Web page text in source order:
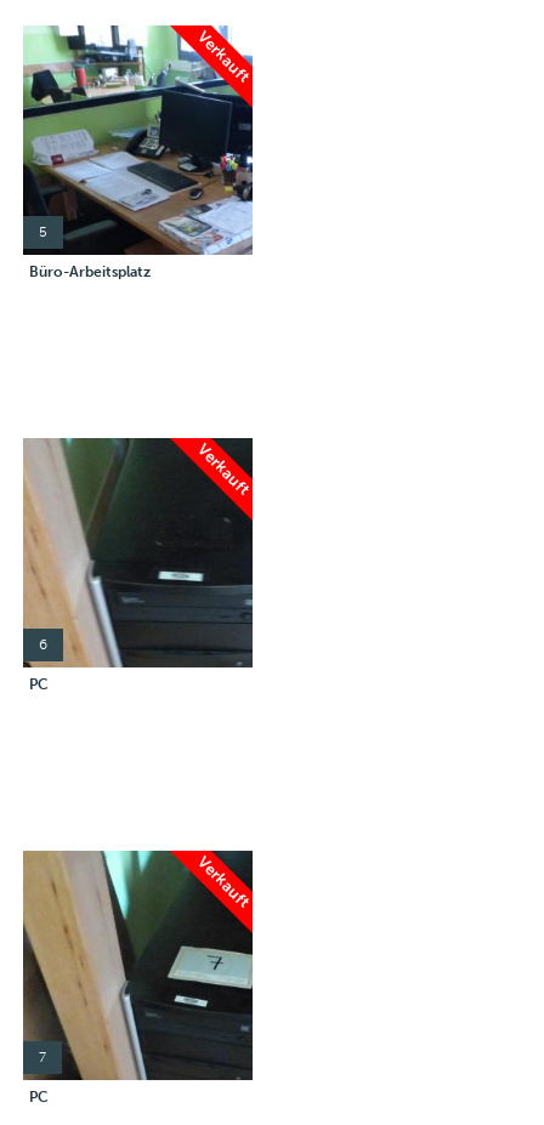
Verkauft
5
Büro-Arbeitsplatz
Verkauft
6
PC
Verkauft
7
PC